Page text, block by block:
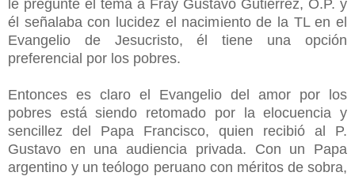
le pregunté el tema a Fray Gustavo Gutiérrez, O.P. y
él señalaba con lucidez el nacimiento de la TL en el
Evangelio de Jesucristo, él tiene una opción
preferencial por los pobres.
Entonces es claro el Evangelio del amor por los
pobres está siendo retomado por la elocuencia y
sencillez del Papa Francisco, quien recibió al P.
Gustavo en una audiencia privada. Con un Papa
argentino y un teólogo peruano con méritos de sobra,